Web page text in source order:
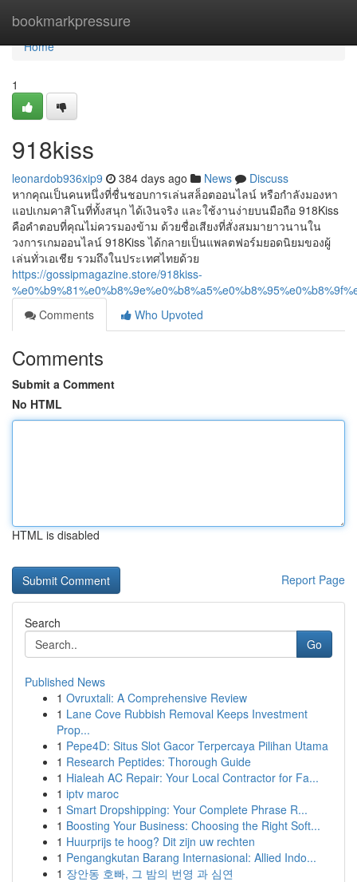
bookmarkpressure
Home
Home
1
918kiss
leonardob936xip9 384 days ago News
Discuss
หากคุณเป็นคนหนึ่งที่ชื่นชอบการเล่นสล็อตออนไลน์ หรือกำลังมองหา
แอปเกมคาสิโนที่ทั้งสนุก ได้เงินจริง และใช้งานง่ายบนมือถือ 918Kiss
คือคำตอบที่คุณไม่ควรมองข้าม ด้วยชื่อเสียงที่สั่งสมมายาวนานใน
วงการเกมออนไลน์ 918Kiss ได้กลายเป็นแพลตฟอร์มยอดนิยมของผู้
เล่นทั่วเอเชีย รวมถึงในประเทศไทยด้วย
https://gossipmagazine.store/918kiss-
Comments
Who Upvoted
Comments
Submit a Comment
No HTML
HTML is disabled
Report Page
Search
Go
Published News
1 Ovruxtali: A Comprehensive Review
1 Lane Cove Rubbish Removal Keeps Investment
Prop...
1 Pepe4D: Situs Slot Gacor Terpercaya Pilihan Utama
1 Research Peptides: Thorough Guide
1 Hialeah AC Repair: Your Local Contractor for Fa...
1 iptv maroc
1 Smart Dropshipping: Your Complete Phrase R...
1 Boosting Your Business: Choosing the Right Soft...
1 Huurprijs te hoog? Dit zijn uw rechten
1 Pengangkutan Barang Internasional: Allied Indo...
1 장안동 호빠, 그 밤의 번영 과 심연